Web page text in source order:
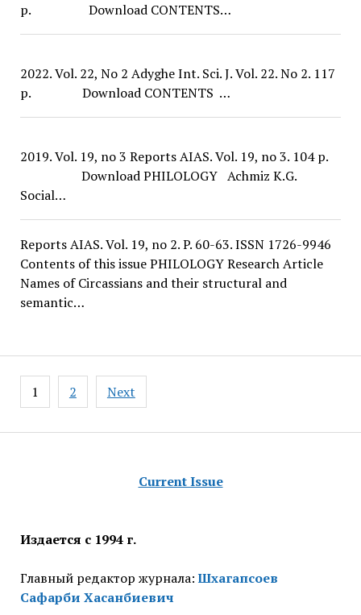
Current Issue
Издается с 1994 г.
Главный редактор журнала: Шхагапсоев
Сафарби Хасанбиевич
p. Download CONTENTS…
2022. Vol. 22, No 2 Adyghe Int. Sci. J. Vol. 22. No 2. 117
p. Download CONTENTS …
2019. Vol. 19, no 3 Reports AIAS. Vol. 19, no 3. 104 p.
Download PHILOLOGY Achmiz K.G.
Social…
Reports AIAS. Vol. 19, no 2. P. 60-63. ISSN 1726-9946
Contents of this issue PHILOLOGY Research Article
Names of Circassians and their structural and
semantic…
Posts
navigation
1 2 Next